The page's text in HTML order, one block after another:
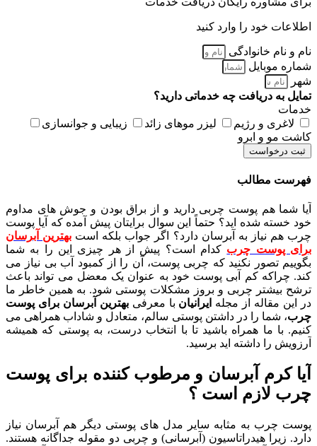
اطلاعات خود را وارد کنید
نام و نام خانوادگی
شماره موبایل
شهر
تمایل به دریافت چه خدماتی دارید؟
خدمات
لاغری و رژیم
لیزر موهای زائد
زیبایی و جوانسازی
کاشت مو و ابرو
ثبت درخواست
فهرست مطالب
آیا شما هم پوست چربی دارید و از براق بودن و جوش های مداوم
خود خسته شده اید؟ حتماً این سوال برایتان پیش آمده که آیا پوست
چرب هم نیاز به آبرسان دارد؟ اگر جواب بلکه است بهترین آبرسان
برای پوست چرب کدام است؟ پیش از هر چیزی این را به شما
بگوییم تصور نکنید که چربی پوست، آن را از کمبود آب بی نیاز می
کند. چراکه کم آبی پوست خود به عنوان یک معضل می تواند باعث
ترشح بیشتر چربی و بروز مشکلات پوستی شود. به همین خاطر ما
در این مقاله از مجله ایرانیان با معرفیبهترین آبرسان برای پوست
چرب، شما را در داشتن پوستی سالم، متعادل و شاداب همراهی می
کنیم. با ما همراه باشید تا با انتخاب درست، به پوستی که همیشه
آرزویش را داشته اید برسید.
آیا کرم آبرسان و مرطوب کننده برای پوست
چرب لازم است ؟
پوست چرب به مثابه سایر مدل های پوستی دیگر هم آبرسان نیاز
دارد. زیرا هیدراتاسیون (آبرسانی) و چربی دو مقوله جداگانه هستند.